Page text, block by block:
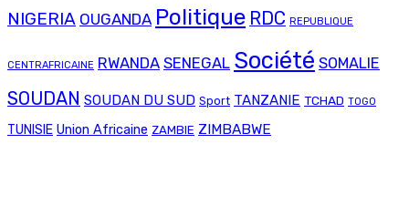
NIGERIA OUGANDA Politique RDC REPUBLIQUE
CENTRAFRICAINE RWANDA SENEGAL Société SOMALIE
SOUDAN SOUDAN DU SUD Sport TANZANIE TCHAD TOGO
TUNISIE Union Africaine ZAMBIE ZIMBABWE